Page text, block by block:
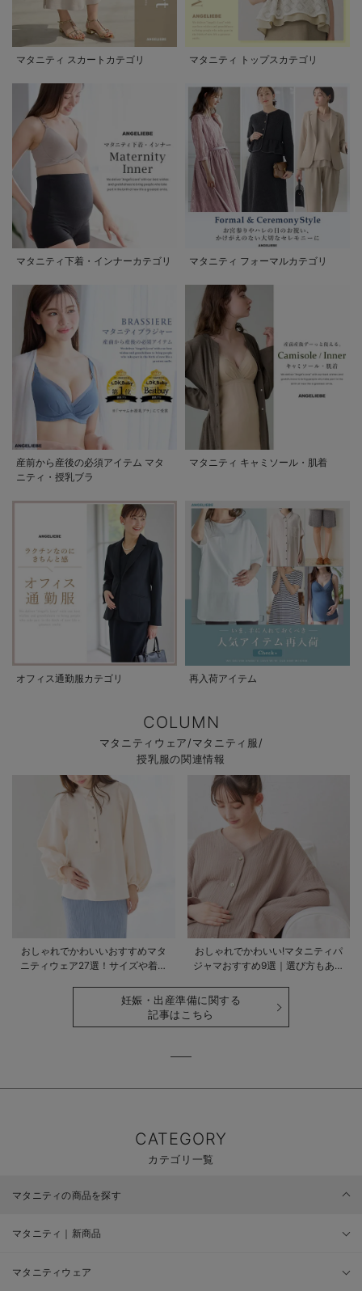
マタニティ スカートカテゴリ マタニティ トップスカテゴリ
マタニティ下着・インナーカテゴリ マタニティ フォーマルカテゴリ
産前から産後の必須アイテム マタ
ニティ・授乳ブラ
マタニティ キャミソール・肌着
オフィス通勤服カテゴリ 再入荷アイテム
COLUMN
マタニティウェア/マタニティ服/
授乳服の関連情報
おしゃれでかわいいおすすめマタ
ニティウェア27選！サイズや着る
おしゃれでかわいい!マタニティパ
ジャマおすすめ9選｜選び方もあわ
妊娠・出産準備に関する
記事はこちら
CATEGORY
カテゴリ一覧
マタニティの商品を探す
マタニティ｜新商品
マタニティウェア